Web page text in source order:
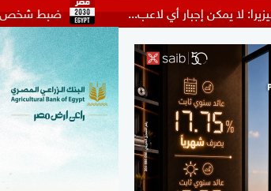
السياحة في مصر
التكنولوجيا
المرأة والأسرة
السيارات
ضبط شخص انتحل صفة أي لاعب...